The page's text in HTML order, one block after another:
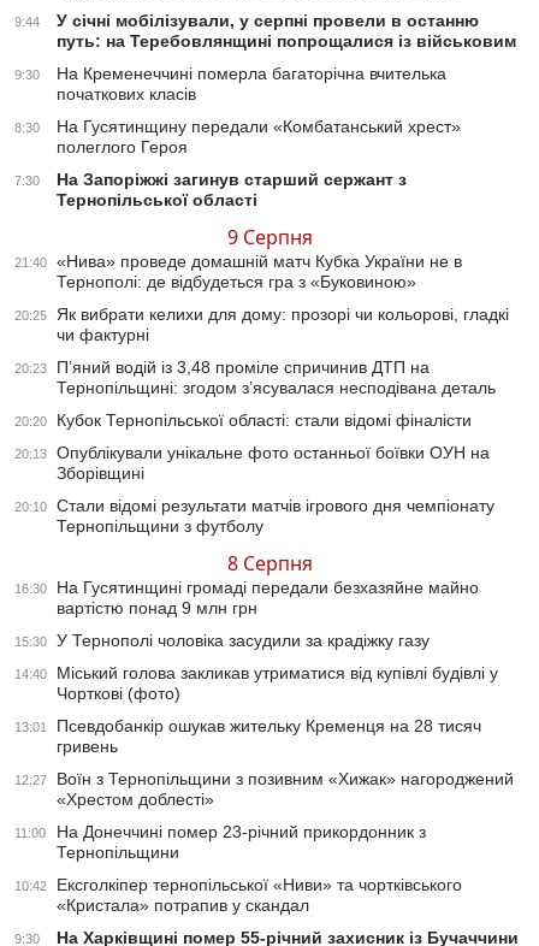
9:44
У січні мобілізували, у серпні провели в останню
путь: на Теребовлянщині попрощалися із військовим
9:30
На Кременеччині померла багаторічна вчителька
початкових класів
8:30
На Гусятинщину передали «Комбатанський хрест»
полеглого Героя
7:30
На Запоріжжі загинув старший сержант з
Тернопільської області
9 Серпня
21:40
«Нива» проведе домашній матч Кубка України не в
Тернополі: де відбудеться гра з «Буковиною»
20:25
Як вибрати келихи для дому: прозорі чи кольорові, гладкі
чи фактурні
20:23
П’яний водій із 3,48 проміле спричинив ДТП на
Тернопільщині: згодом з’ясувалася несподівана деталь
20:20 Кубок Тернопільської області: стали відомі фіналісти
20:13
Опублікували унікальне фото останньої боївки ОУН на
Зборівщині
20:10
Стали відомі результати матчів ігрового дня чемпіонату
Тернопільщини з футболу
8 Серпня
16:30
На Гусятинщині громаді передали безхазяйне майно
вартістю понад 9 млн грн
15:30 У Тернополі чоловіка засудили за крадіжку газу
14:40
Міський голова закликав утриматися від купівлі будівлі у
Чорткові (фото)
13:01
Псевдобанкір ошукав жительку Кременця на 28 тисяч
гривень
12:27
Воїн з Тернопільщини з позивним «Хижак» нагороджений
«Хрестом доблесті»
11:00
На Донеччині помер 23-річний прикордонник з
Тернопільщини
10:42
Ексголкіпер тернопільської «Ниви» та чортківського
«Кристала» потрапив у скандал
9:30 На Харківщині помер 55-річний захисник із Бучаччини